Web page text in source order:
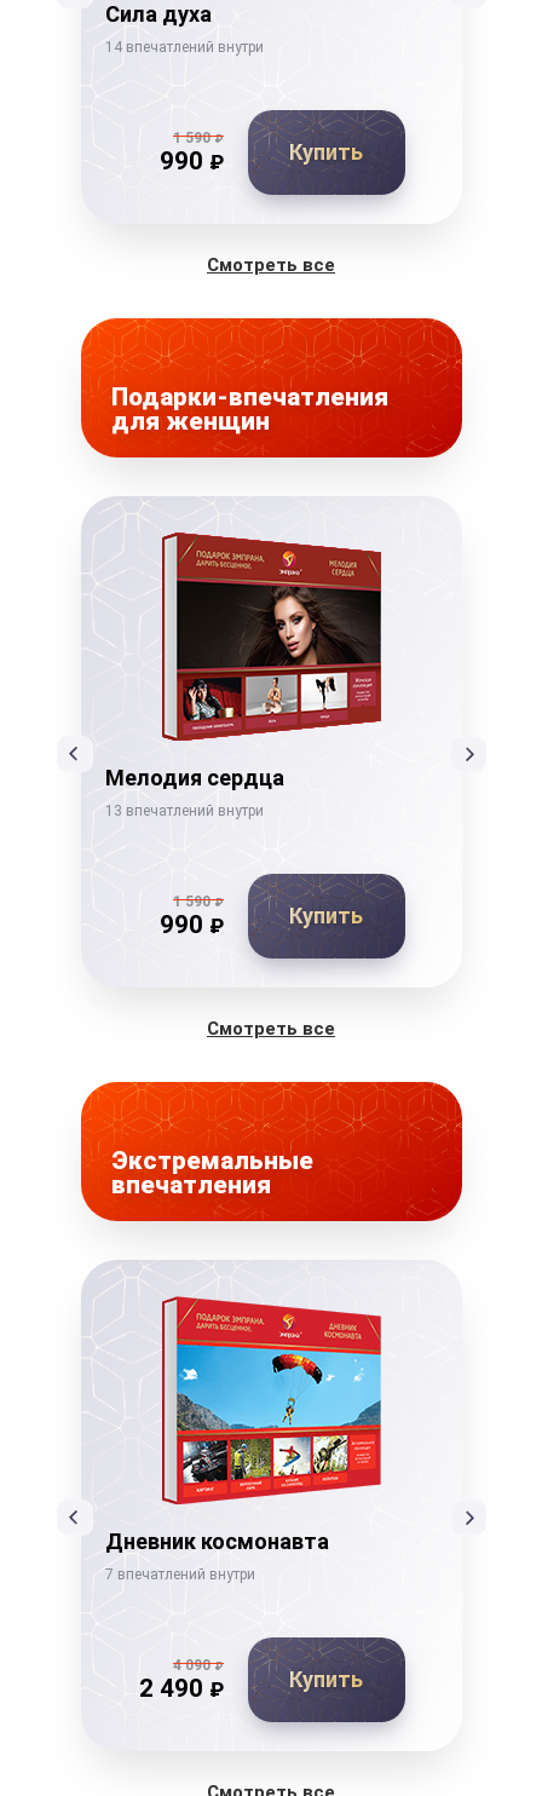
Сила духа
14 впечатлений внутри
1 590₽
990 ₽ Купить
Смотреть все
Подарки-впечатления
для женщин
Мелодия сердца
13 впечатлений внутри
1 590₽
990 ₽ Купить
Смотреть все
Экстремальные
впечатления
Дневник космонавта
7 впечатлений внутри
4 090₽
2 490 ₽ Купить